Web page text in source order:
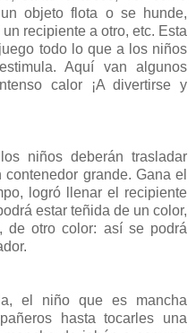
objeto flota o se hunde,
recipiente a otro, etc. Esta
todo lo que a los niños
Aquí van algunos
calor ¡A divertirse y
niños deberán trasladar
grande. Gana el
logró llenar el recipiente
estar teñida de un color,
de otro color: así se podrá
el niño que es mancha
hasta tocarles una